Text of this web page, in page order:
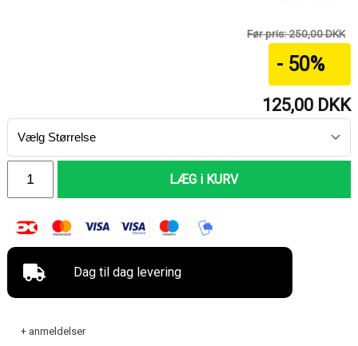
Før pris: 250,00 DKK
- 50%
125,00 DKK
LÆG i KURV
Dag til dag levering
+ anmeldelser